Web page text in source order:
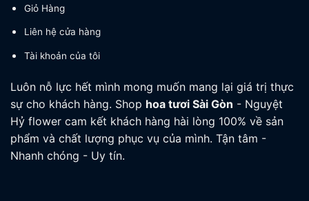
Giỏ Hàng
Liên hệ cửa hàng
Tài khoản của tôi
Luôn nỗ lực hết mình mong muốn mang lại giá trị thực
sự cho khách hàng. Shop hoa tươi Sài Gòn - Nguyệt
Hỷ flower cam kết khách hàng hài lòng 100% về sản
phẩm và chất lượng phục vụ của mình. Tận tâm -
Nhanh chóng - Uy tín.